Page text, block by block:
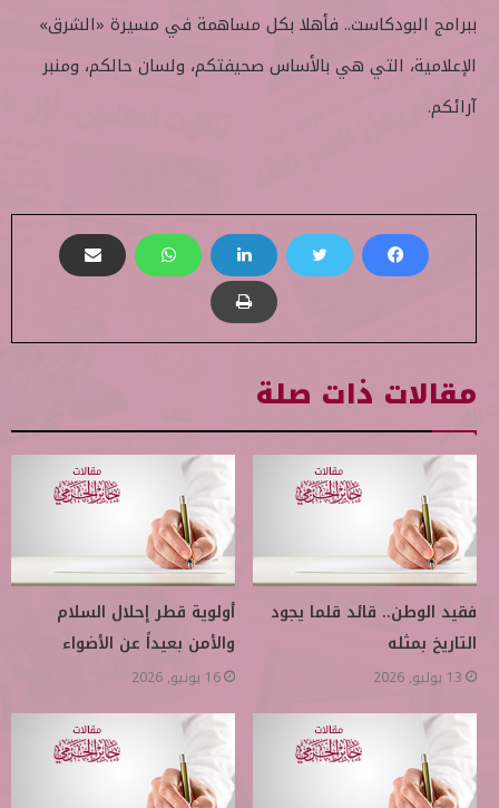
ببرامج البودكاست.. فأهلا بكل مساهمة في مسيرة «الشرق»
الإعلامية، التي هي بالأساس صحيفتكم، ولسان حالكم، ومنبر
آرائكم.
مقالات ذات صلة
فقيد الوطن.. قائد قلما يجود
التاريخ بمثله
13 يوليو, 2026
أولوية قطر إحلال السلام
والأمن بعيداً عن الأضواء
16 يونيو, 2026